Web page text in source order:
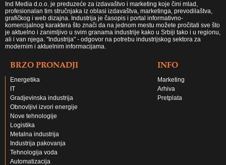
Ind Media d.o.o. je preduzeće za izdavaštvo i marketing koje čini mlad,
profesionalan tim stručnjaka iz oblasi izdavaštva, marketinga, prevodilaštva,
grafičkog i web dizajna. Industrija je časopis i portal informativno-
komercijalnog karaktera što znači da na jednom mestu možete pročitati sve što
je aktuelno i zanimljivo u svim granama industrije kako u Srbiji tako i u regionu,
ali i van njega. "Industrija" - odgovor na potrebu industrijskog sektora za
modernim i aktuelnim informacijama.
BRZO PRONADJI
Energetika
IT
Gradjevinska industrija
Obnovljivi izvori energije
Nove tehnologije
Logistika
Metalna industrija
Industrija pakovanja
Tehnologija voda
Automatizacija
INFO
Marketing
Arhiva
Pretplata